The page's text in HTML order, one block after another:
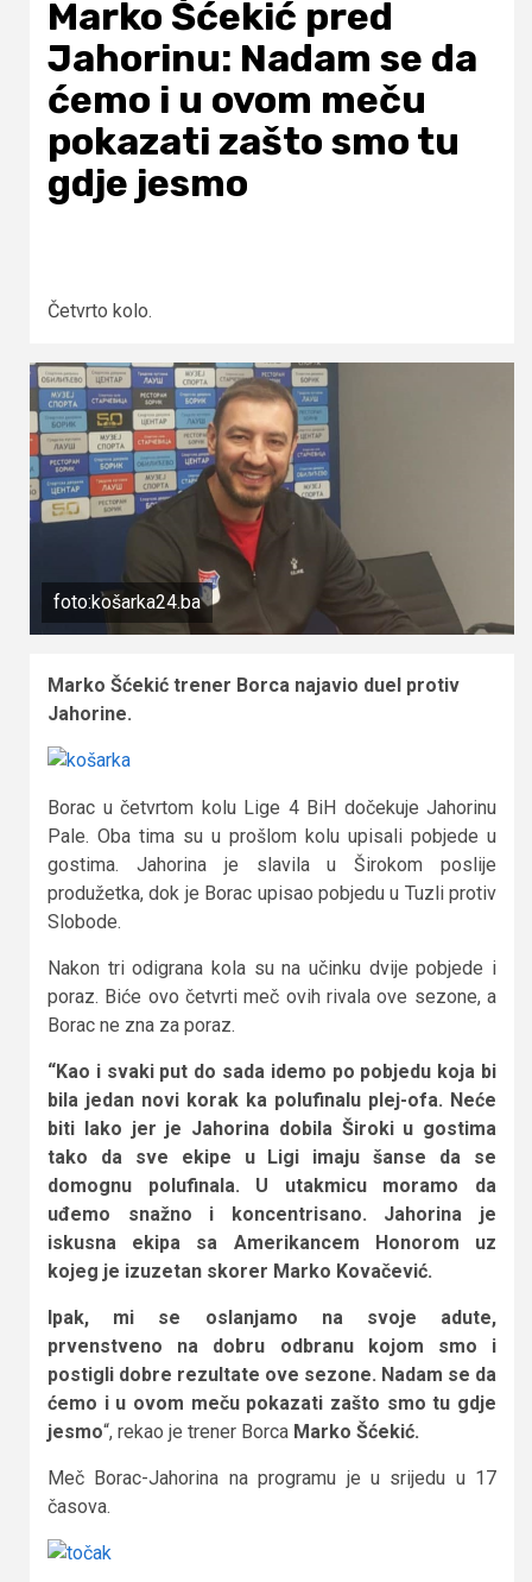
Marko Šćekić pred
Jahorinu: Nadam se da
ćemo i u ovom meču
pokazati zašto smo tu
gdje jesmo
Četvrto kolo.
foto:košarka24.ba
Marko Šćekić trener Borca najavio duel protiv
Jahorine.
Borac u četvrtom kolu Lige 4 BiH dočekuje Jahorinu
Pale. Oba tima su u prošlom kolu upisali pobjede u
gostima. Jahorina je slavila u Širokom poslije
produžetka, dok je Borac upisao pobjedu u Tuzli protiv
Slobode.
Nakon tri odigrana kola su na učinku dvije pobjede i
poraz. Biće ovo četvrti meč ovih rivala ove sezone, a
Borac ne zna za poraz.
“Kao i svaki put do sada idemo po pobjedu koja bi
bila jedan novi korak ka polufinalu plej-ofa. Neće
biti lako jer je Jahorina dobila Široki u gostima
tako da sve ekipe u Ligi imaju šanse da se
domognu polufinala. U utakmicu moramo da
uđemo snažno i koncentrisano. Jahorina je
iskusna ekipa sa Amerikancem Honorom uz
kojeg je izuzetan skorer Marko Kovačević.
Ipak, mi se oslanjamo na svoje adute,
prvenstveno na dobru odbranu kojom smo i
postigli dobre rezultate ove sezone. Nadam se da
ćemo i u ovom meču pokazati zašto smo tu gdje
jesmo“, rekao je trener Borca Marko Šćekić.
Meč Borac-Jahorina na programu je u srijedu u 17
časova.